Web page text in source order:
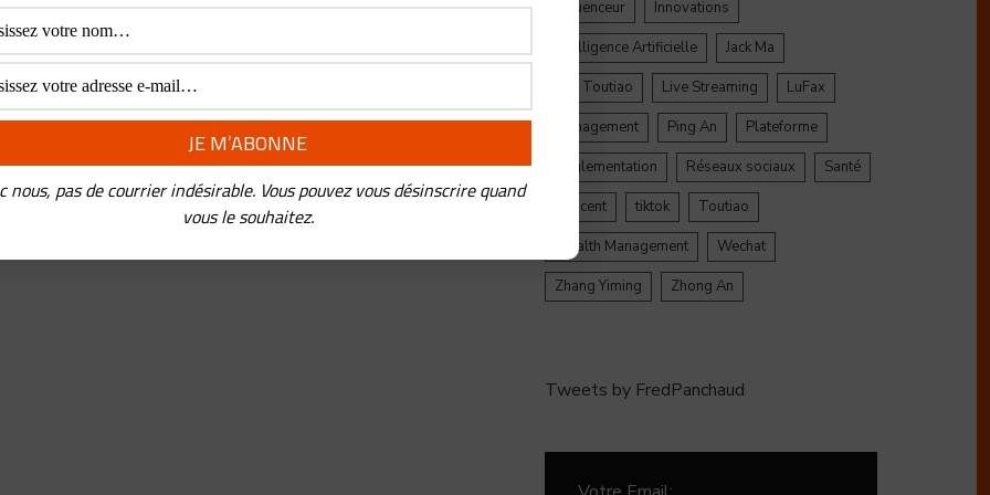
Influenceur
Innovations
Intelligence Artificielle
Jack Ma
Jinri Toutiao
Live Streaming
LuFax
Management
Ping An
Plateforme
Réglementation
Réseaux sociaux
Santé
Tencent
tiktok
Toutiao
Wealth Management
Wechat
Zhang Yiming
Zhong An
Tweets by FredPanchaud
nous, pas de courrier indésirable. Vous pouvez vous désinscrire quand
vous le souhaitez.